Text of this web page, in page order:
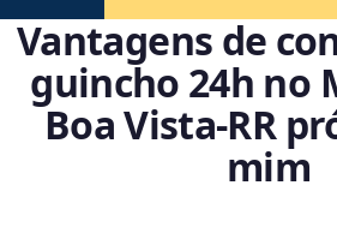
Vantagens de
guincho 24h no
Boa Vista‑RR
mim